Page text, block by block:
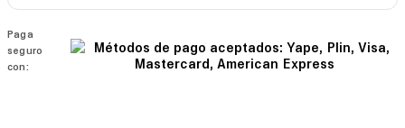
Paga
seguro
con: